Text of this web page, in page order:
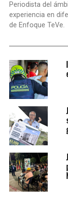
Periodista del
experiencia en
de Enfoque TeVe.